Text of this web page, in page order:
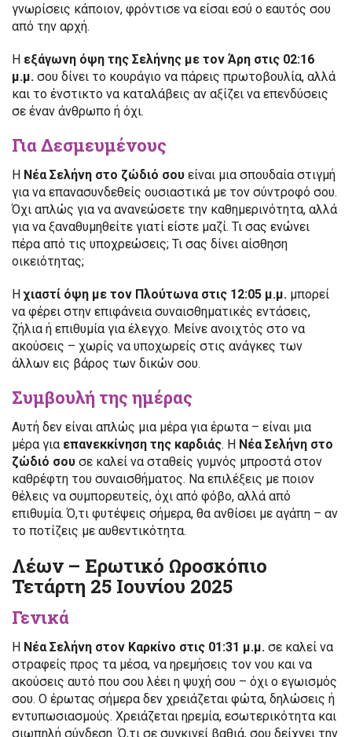
γνωρίσεις κάποιον, φρόντισε να είσαι εσύ ο εαυτός σου
από την αρχή.
Η εξάγωνη όψη της Σελήνης με τον Άρη στις 02:16
μ.μ. σου δίνει το κουράγιο να πάρεις πρωτοβουλία, αλλά
και το ένστικτο να καταλάβεις αν αξίζει να επενδύσεις
σε έναν άνθρωπο ή όχι.
Για Δεσμευμένους
Η Νέα Σελήνη στο ζώδιό σου είναι μια σπουδαία στιγμή
για να επανασυνδεθείς ουσιαστικά με τον σύντροφό σου.
Όχι απλώς για να ανανεώσετε την καθημερινότητα, αλλά
για να ξαναθυμηθείτε γιατί είστε μαζί. Τι σας ενώνει
πέρα από τις υποχρεώσεις; Τι σας δίνει αίσθηση
οικειότητας;
Ηχιαστί όψη με τον Πλούτωνα στις 12:05 μ.μ. μπορεί
να φέρει στην επιφάνεια συναισθηματικές εντάσεις,
ζήλια ή επιθυμία για έλεγχο. Μείνε ανοιχτός στο να
ακούσεις – χωρίς να υποχωρείς στις ανάγκες των
άλλων εις βάρος των δικών σου.
Συμβουλή της ημέρας
Αυτή δεν είναι απλώς μια μέρα για έρωτα – είναι μια
μέρα για επανεκκίνηση της καρδιάς. Η Νέα Σελήνη στο
ζώδιό σου σε καλεί να σταθείς γυμνός μπροστά στον
καθρέφτη του συναισθήματος. Να επιλέξεις με ποιον
θέλεις να συμπορευτείς, όχι από φόβο, αλλά από
επιθυμία. Ό,τι φυτέψεις σήμερα, θα ανθίσει με αγάπη – αν
το ποτίζεις με αυθεντικότητα.
Λέων – Ερωτικό Ωροσκόπιο
Τετάρτη 25 Ιουνίου 2025
Γενικά
Η Νέα Σελήνη στον Καρκίνο στις 01:31 μ.μ. σε καλεί να
στραφείς προς τα μέσα, να ηρεμήσεις τον νου και να
ακούσεις αυτό που σου λέει η ψυχή σου – όχι ο εγωισμός
σου. Ο έρωτας σήμερα δεν χρειάζεται φώτα, δηλώσεις ή
εντυπωσιασμούς. Χρειάζεται ηρεμία, εσωτερικότητα και
σιωπηλή σύνδεση. Ό,τι σε συγκινεί βαθιά, σου δείχνει την